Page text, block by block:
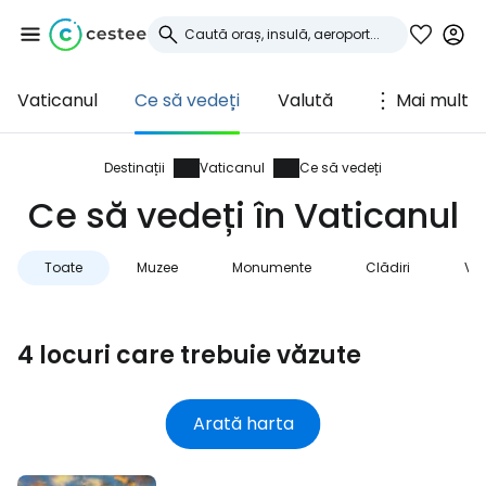
Vaticanul Ce să vedeți Valută Mai mult
Destinații Vaticanul Ce să vedeți
Ce să vedeți în Vaticanul
Toate Muzee Monumente Clădiri
4 locuri care trebuie văzute
Arată harta
Conectați-vă la
Cestee
... comunitatea mondială a călătorilor
Continuați cu e-mailul